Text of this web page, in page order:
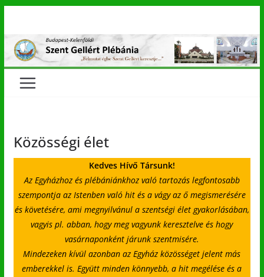
content
Közösségi élet
Kedves Hívő Társunk!
Az Egyházhoz és plébániánkhoz való tartozás legfontosabb
szempontja az Istenben való hit és a vágy az ő megismerésére
és követésére, ami megnyilvánul a szentségi élet gyakorlásában,
vagyis pl. abban, hogy meg vagyunk keresztelve és hogy
vasárnaponként járunk szentmisére.
Mindezeken kívül azonban az Egyház közösséget jelent más
emberekkel is. Együtt minden könnyebb, a hit megélése és a